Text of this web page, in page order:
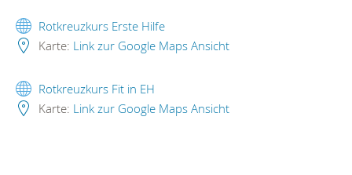
Rotkreuzkurs Erste Hilfe
Karte: Link zur Google Maps Ansicht
Rotkreuzkurs Fit in EH
Karte: Link zur Google Maps Ansicht